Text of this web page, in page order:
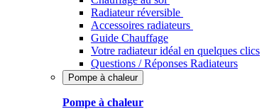
Radiateur réversible
Accessoires radiateurs
Guide Chauffage
Votre radiateur idéal en quelques clics
Questions / Réponses Radiateurs
Pompe à chaleur
Pompe à chaleur